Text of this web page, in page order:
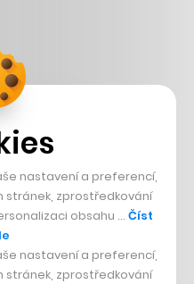
nastavení a preferencí,
stránek, zprostředkování
obsahu … Číst
nastavení a preferencí,
stránek, zprostředkování